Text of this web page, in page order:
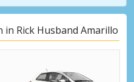
Rick Husband Amarillo